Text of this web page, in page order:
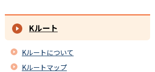
Kルート
Kルートについて
Kルートマップ